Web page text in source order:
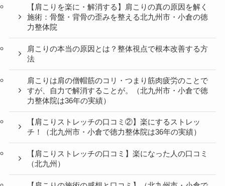
【肩こりを楽に・解消する】肩こりの真の原因を解く
施術：骨盤・背骨の歪みを整える北九州市・小倉の徳
力整体院
肩こりの本当の原因とは？整体視点で根本改善する方
法
肩こりは肩の僧帽筋のコリ・つまり筋肉疲労のことで
すが、自力で解消することが。（北九州市・小倉で徳
力整体院は36年の実績）
【肩こりストレッチの口コミ②】楽にするストレッ
チ！（北九州市・小倉で徳力整体院は36年の実績）
【肩こりストレッチの口コミ】楽になった人の口コミ
（北九州）